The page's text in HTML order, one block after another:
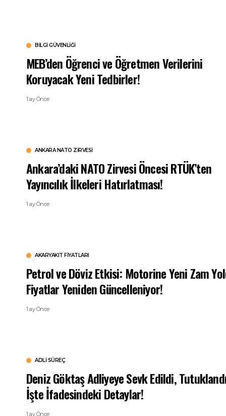
BILGI GÜVENLIĞI
MEB’den Öğrenci ve Öğretmen Verilerini
Koruyacak Yeni Tedbirler!
1 ay Önce
ANKARA NATO ZIRVESI
Ankara’daki NATO Zirvesi Öncesi RTÜK’ten
Yayıncılık İlkeleri Hatırlatması!
1 ay Önce
AKARYAKIT FIYATLARI
Petrol ve Döviz Etkisi: Motorine Yeni Zam
Fiyatlar Yeniden Güncelleniyor!
1 ay Önce
ADLI SÜREÇ
Deniz Göktaş Adliyeye Sevk Edildi,
İşte İfadesindeki Detaylar!
1 ay Önce